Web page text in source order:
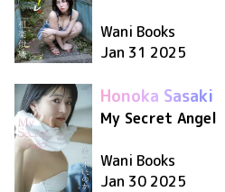
Wani Books
Jan 31 2025
Honoka Sasaki
My Secret Angel
Wani Books
Jan 30 2025